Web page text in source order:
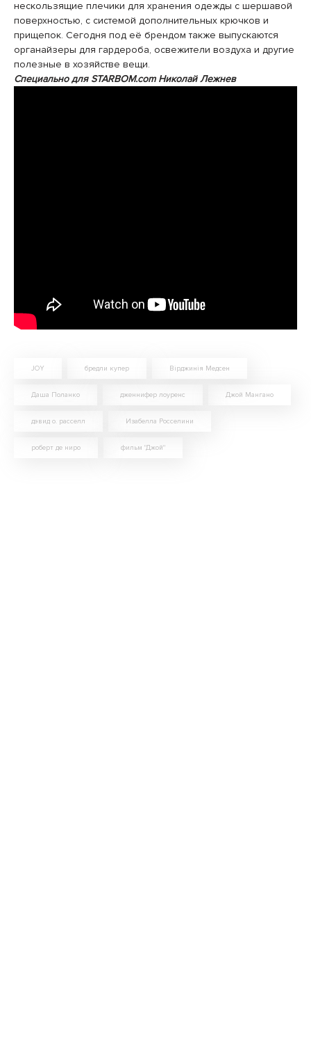
нескользящие плечики для хранения одежды с шершавой
поверхностью, с системой дополнительных крючков и
прищепок. Сегодня под её брендом также выпускаются
органайзеры для гардероба, освежители воздуха и другие
полезные в хозяйстве вещи.
Специально для STARBOM.com Николай Лежнев
JOY бредли купер Вірджинія Медсен
Даша Поланко дженнифер лоуренс Джой Мангано
дэвид о. расселл Изабелла Росселини
роберт де ниро фильм "Джой"